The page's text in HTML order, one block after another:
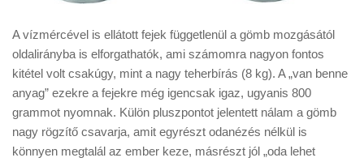
A vízmércével is ellátott fejek függetlenül a gömb mozgásától
oldalirányba is elforgathatók, ami számomra nagyon fontos
kitétel volt csakúgy, mint a nagy teherbírás (8 kg). A „van benne
anyag” ezekre a fejekre még igencsak igaz, ugyanis 800
grammot nyomnak. Külön pluszpontot jelentett nálam a gömb
nagy rögzítő csavarja, amit egyrészt odanézés nélkül is
könnyen megtalál az ember keze, másrészt jól „oda lehet